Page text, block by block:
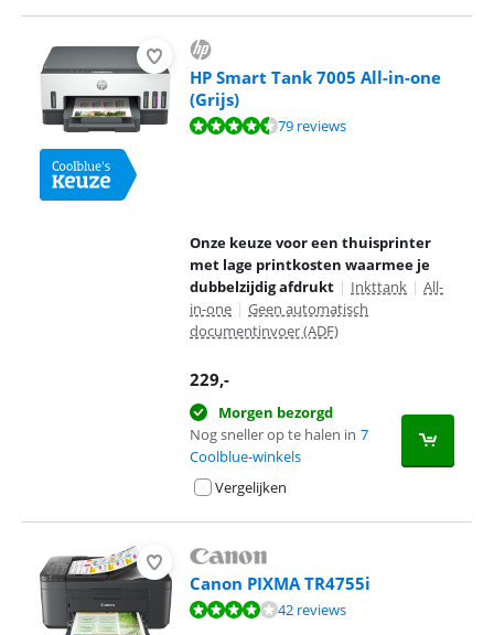
HP Smart Tank 7005 All-in-one
(Grijs)
Beoordeling is 8,7 van de 10, gebaseerd op 79 reviews.
79 reviews
Onze keuze voor een thuisprinter
met lage printkosten waarmee je
dubbelzijdig afdrukt | Inkttank | All-
in-one | Geen automatisch
documentinvoer (ADF)
229,-
Morgen bezorgd
Nog sneller op te halen in 7
Coolblue-winkels
Vergelijken
Canon PIXMA TR4755i
Beoordeling is 8,1 van de 10, gebaseerd op 42 reviews.
42 reviews